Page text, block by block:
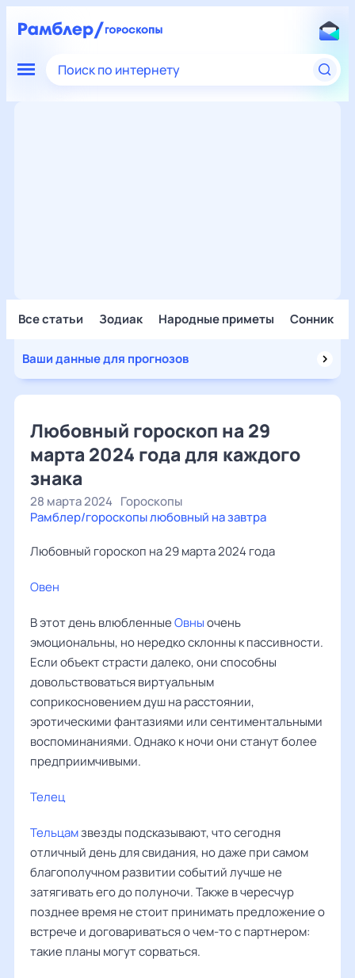
Поиск по интернету
Все статьи Зодиак Народные приметы Сонник
Ваши данные для прогнозов
Любовный гороскоп на 29
марта 2024 года для каждого
знака
28 марта 2024 Гороскопы
Рамблер/гороскопы любовный на завтра
Любовный гороскоп на 29 марта 2024 года
Овен
В этот день влюбленныеОвныочень
эмоциональны, но нередко склонны к пассивности.
Если объект страсти далеко, они способны
довольствоваться виртуальным
соприкосновением душ на расстоянии,
эротическими фантазиями или сентиментальными
воспоминаниями. Однако к ночи они станут более
предприимчивыми.
Телец
Тельцамзвезды подсказывают, что сегодня
отличный день для свидания, но даже при самом
благополучном развитии событий лучше не
затягивать его до полуночи. Также в чересчур
позднее время не стоит принимать предложение о
встрече и договариваться о чем-то с партнером:
такие планы могут сорваться.